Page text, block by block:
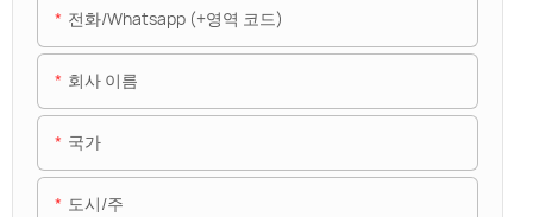
전화/whatsapp (+영역 코드)
회사 이름
국가
도시/주